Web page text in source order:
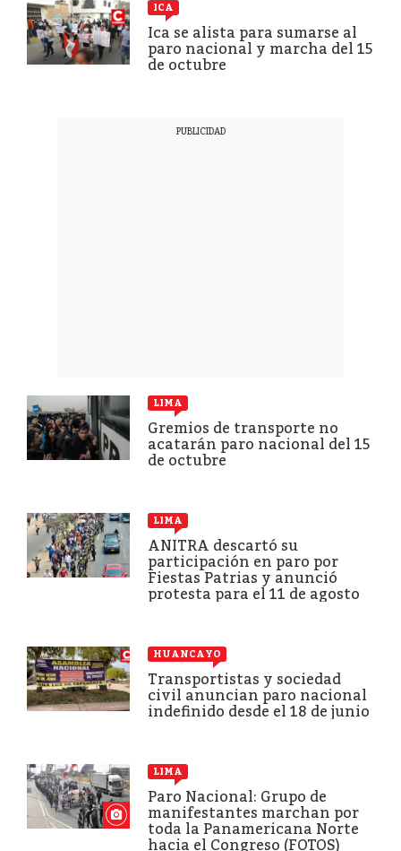
ICA
Ica se alista para sumarse al
paro nacional y marcha del 15
de octubre
LIMA
Gremios de transporte no
acatarán paro nacional del 15
de octubre
LIMA
ANITRA descartó su
participación en paro por
Fiestas Patrias y anunció
protesta para el 11 de agosto
HUANCAYO
Transportistas y sociedad
civil anuncian paro nacional
indefinido desde el 18 de junio
LIMA
Paro Nacional: Grupo de
manifestantes marchan por
toda la Panamericana Norte
hacia el Congreso (FOTOS)